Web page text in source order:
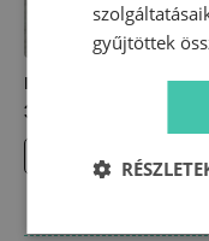
Mellény – Minnie
3800
KOSÁRBA TESZEM
gyűjtöttek